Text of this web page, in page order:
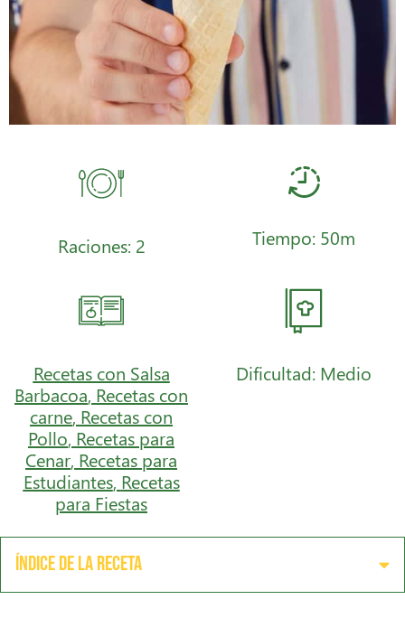
Raciones: 2 Tiempo: 50m
Recetas con Salsa
Barbacoa, Recetas con
carne, Recetas con
Pollo, Recetas para
Cenar, Recetas para
Estudiantes, Recetas
para Fiestas
Dificultad: Medio
Índice de la receta